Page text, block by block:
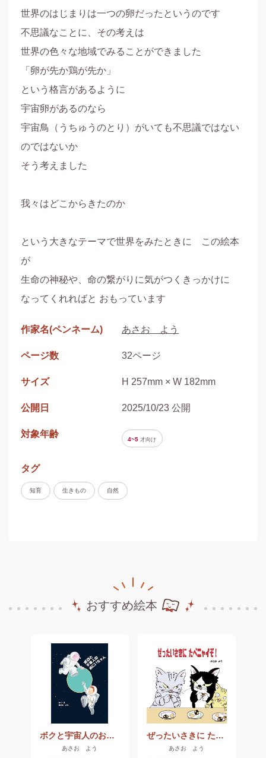
世界のはじまりは一つの卵だったというのです
不思議なことに、その考えは
世界の色々な地域でみることができました
「卵が先か鶏が先か」
という格言があるように
宇宙卵があるのなら
宇宙鳥（うちゅうのとり）がいても不思議ではない
のではないか
そう考えました
我々はどこからきたのか
という大きなテーマで世界をみたときに　この絵本
が
生命の神秘や、命の繋がりに気がつくきっかけに
なってくれればと おもっています
作家名(ペンネーム) あさお よう
ページ数 32ページ
サイズ H 257mm × W 182mm
公開日 2025/10/23 公開
対象年齢
4~5 才向け
タグ
知育 生きもの 自然
おすすめ絵本
ボクと宇宙人のおにいちゃん
あさお よう
ぜったいさきに たべニャイぞ！
あさお よう